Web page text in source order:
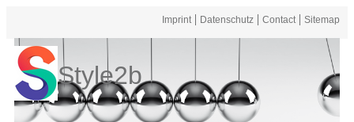
Imprint Datenschutz Contact Sitemap
Style2b